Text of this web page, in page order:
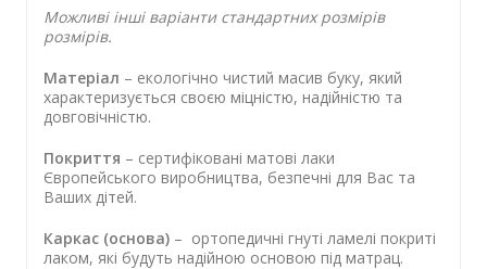
Можливі інші варіанти стандартних розмірів
розмірів.
Матеріал – екологічно чистий масив буку, який
характеризується своєю міцністю, надійністю та
довговічністю.
Покриття – сертифіковані матові лаки
Європейського виробництва, безпечні для Вас та
Ваших дітей.
Каркас (основа)– ортопедичні гнуті ламелі покриті
лаком, які будуть надійною основою під матрац.